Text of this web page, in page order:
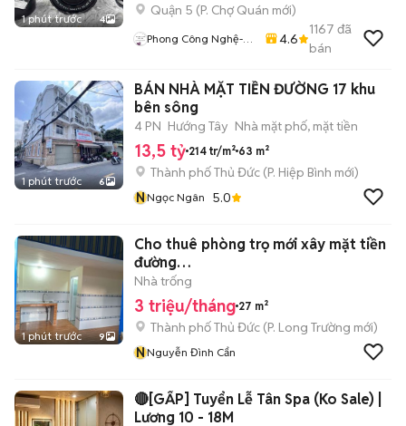
1 phút trước 4
Quận 5 (P. Chợ Quán mới)
Phong Công Nghệ-
4.6
1167 đã
bán
1 phút trước 6
BÁN NHÀ MẶT TIỀN ĐƯỜNG 17 khu
bên sông
4 PN Hướng Tây Nhà mặt phố, mặt tiền
13,5 tỷ 214 tr/m² 63 m²
Thành phố Thủ Đức (P. Hiệp Bình mới)
NNgọc Ngân 5.0
1 phút trước 9
Cho thuê phòng trọ mới xây mặt tiền
đường
NguyễnDuyTrinhcógácđổbêtông
Nhà trống
3 triệu/tháng 27 m²
Thành phố Thủ Đức (P. Long Trường mới)
NNguyễn Đình Cẩn
🔴[GẤP] Tuyển Lễ Tân Spa (Ko Sale) |
Lương 10 - 18M